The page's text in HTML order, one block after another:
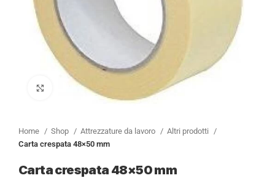
Clicca per ingrandire
Home Shop Attrezzature da lavoro
Altri prodotti
Carta crespata 48×50 mm
Carta crespata 48×50 mm